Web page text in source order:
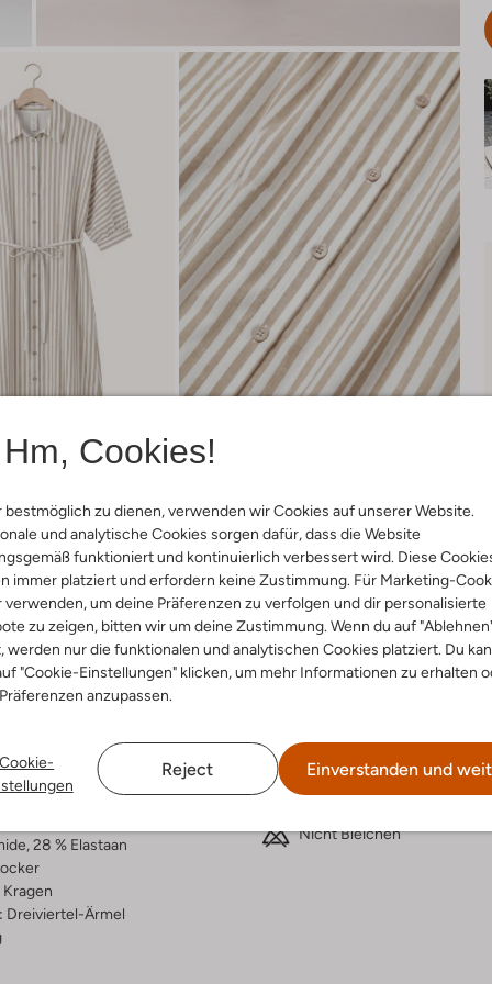
Hm, Cookies!
bestmöglich zu dienen, verwenden wir Cookies auf unserer Website.
und analytische Cookies sorgen dafür, dass die Website
funktioniert und kontinuierlich verbessert wird. Diese
immer platziert und erfordern keine Zustimmung. Für Marketing-
verwenden, um deine Präferenzen zu verfolgen und dir personalisierte
zu zeigen, bitten wir um deine Zustimmung. Wenn du auf
werden nur die funktionalen und analytischen Cookies platziert. Du
"Cookie-Einstellungen" klicken, um mehr Informationen zu erhalten
anzupassen.
Cookie-
Reject Einverstanden und
Lieferung & Rückgabe
&
Tailoring
28 % Elastaan
Kragen
Dreiviertel-Ärmel
Waschanleitung
Nicht in den Trockner
Nicht Bleichen